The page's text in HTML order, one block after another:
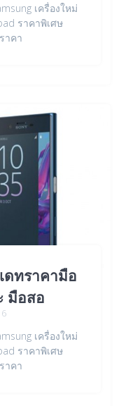
เครื่องใหม่
ราคาพิเศษ
าคา
ดทราคามือ
มือสอ
เครื่องใหม่
ราคาพิเศษ
าคา